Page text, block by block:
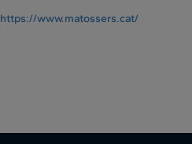
https://www.matossers.cat/